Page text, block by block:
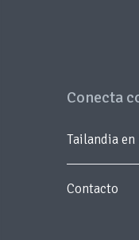
Conecta
Tailandia en
Contacto